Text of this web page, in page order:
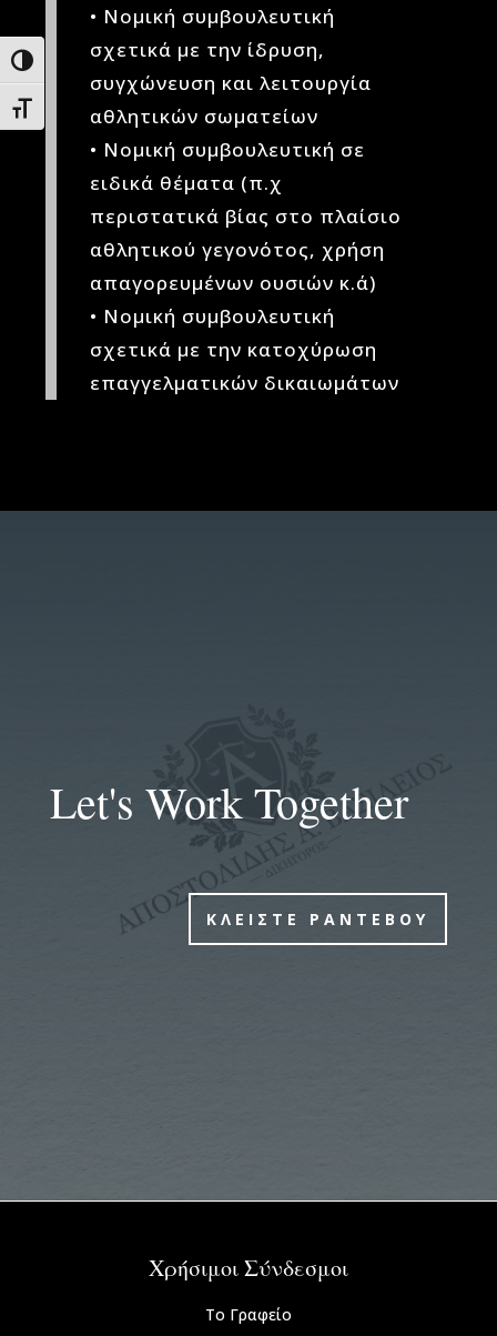
Εναλλαγή Υψηλής Αντίθεσης
Εναλλαγή Μεγέθους Γραμμάτων
• Νομική συμβουλευτική
σχετικά με την ίδρυση,
συγχώνευση και λειτουργία
αθλητικών σωματείων
• Νομική συμβουλευτική σε
ειδικά θέματα (π.χ
περιστατικά βίας στο πλαίσιο
αθλητικού γεγονότος, χρήση
απαγορευμένων ουσιών κ.ά)
• Νομική συμβουλευτική
σχετικά με την κατοχύρωση
επαγγελματικών δικαιωμάτων
Let's Work Together
ΚΛΕΙΣΤΕ ΡΑΝΤΕΒΟΥ
Χρήσιμοι Σύνδεσμοι
Το Γραφείο